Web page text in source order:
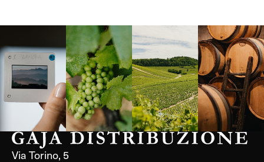
Langa, 1977 Borgogna,
Francia
Borgogna,
Francia
Instagram
Via Torino, 5